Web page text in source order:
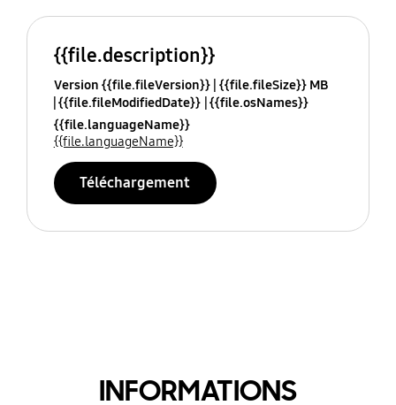
{{file.description}}
Version {{file.fileVersion}} {{file.fileSize}} MB
{{file.fileModifiedDate}} {{file.osNames}}
{{file.languageName}}
{{file.languageName}}
Téléchargement
INFORMATIONS